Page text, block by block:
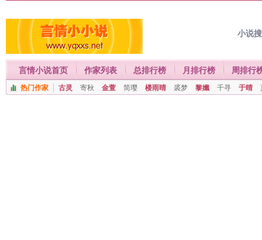
小说
言情小说首页 作家列表 总排行榜 月排行榜 周排行
热门作家 古灵 寄秋 金萱 简璎 楼雨晴 裘梦 黎孅 千寻 于晴